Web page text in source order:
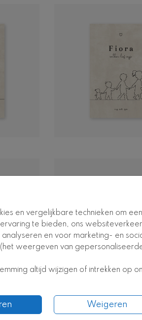
en vergelijkbare technieken om een
te bieden, ons
en voor marketing- en
weergeven van
altijd wijzigen of intrekken op
Weigeren
GOUDFOLIE